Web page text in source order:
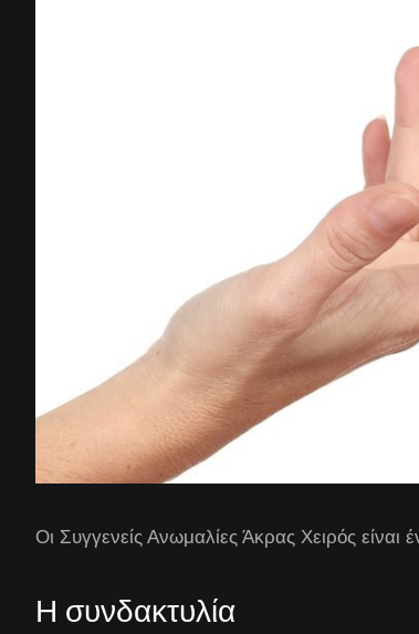
Οι Συγγενείς Ανωμαλίες Άκρας Χειρός
Η συνδακτυλία